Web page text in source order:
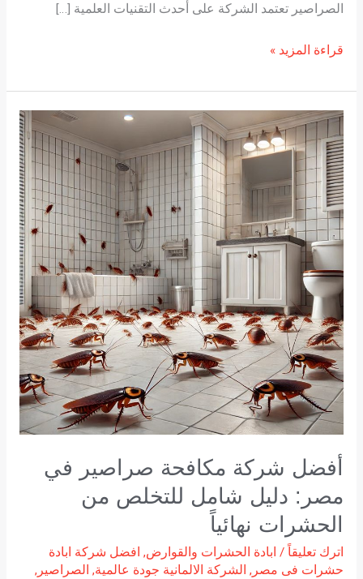
الصراصير تعتمد الشركة على أحدث التقنيات العلمية […]
قراءة المزيد »
أفضل شركة مكافحة صراصير في
مصر: دليل شامل للتخلص من
الحشرات نهائياً
اترك تعليقاً / ابادة الحشرات والقوارض, افضل شركة ابادة
حشرات فى مصر , الشركة الالمانية جودة عالمية, الصراصير ,
أفضل
شركة
مكافحة
صراصير
في
مصر:
دليل
شامل
للتخلص
من
الحشرات
نهائياً